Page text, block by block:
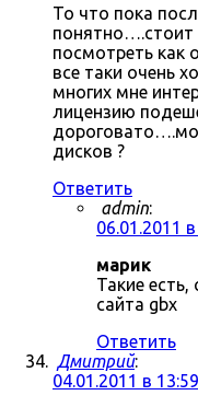
То что пока
понятно….стоит
посмотреть как
все таки очень
многих мне
лицензию
дисков ?
Ответить
admin:
06.01.2011
марик
Такие
сайта gbx
Ответить
Дмитрий:
04.01.2011 в 13:59